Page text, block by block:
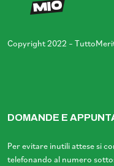
Copyright 2022 –
DOMANDE E
Per evitare inutili attese si
telefonando al numero